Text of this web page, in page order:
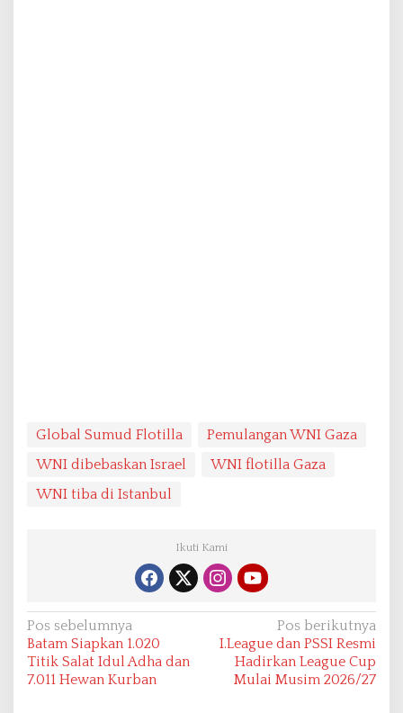
Global Sumud Flotilla
Pemulangan WNI Gaza
WNI dibebaskan Israel
WNI flotilla Gaza
WNI tiba di Istanbul
Ikuti Kami
N
a
v
Pos sebelumnya
Batam Siapkan 1.020
Titik Salat Idul Adha dan
7.011 Hewan Kurban
Pos berikutnya
I.League dan PSSI Resmi
Hadirkan League Cup
Mulai Musim 2026/27